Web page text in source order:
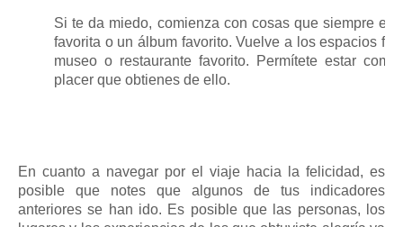
Si te da miedo, comienza con cosas que siempre
favorita o un álbum favorito.Vuelve a los espacios
museo o restaurante favorito.
Permítete estar
placer que obtienes de ello.
En cuanto a navegar por el viaje hacia la felicidad, es
posible que notes que algunos de tus indicadores
anteriores se han ido. Es posible que las personas, los